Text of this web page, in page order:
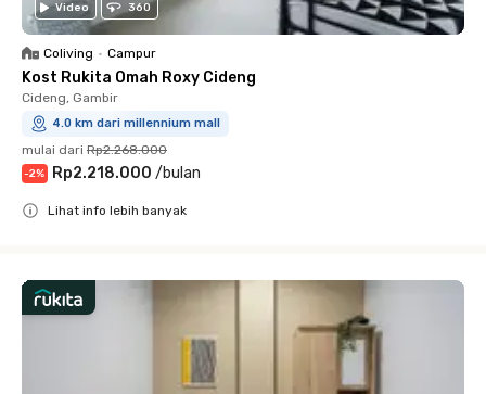
Video 360
Coliving • Campur
Kost Rukita Omah Roxy Cideng
Cideng, Gambir
4.0 km dari millennium mall
mulai dari Rp2.268.000
-2% Rp2.218.000 /bulan
Lihat info lebih banyak